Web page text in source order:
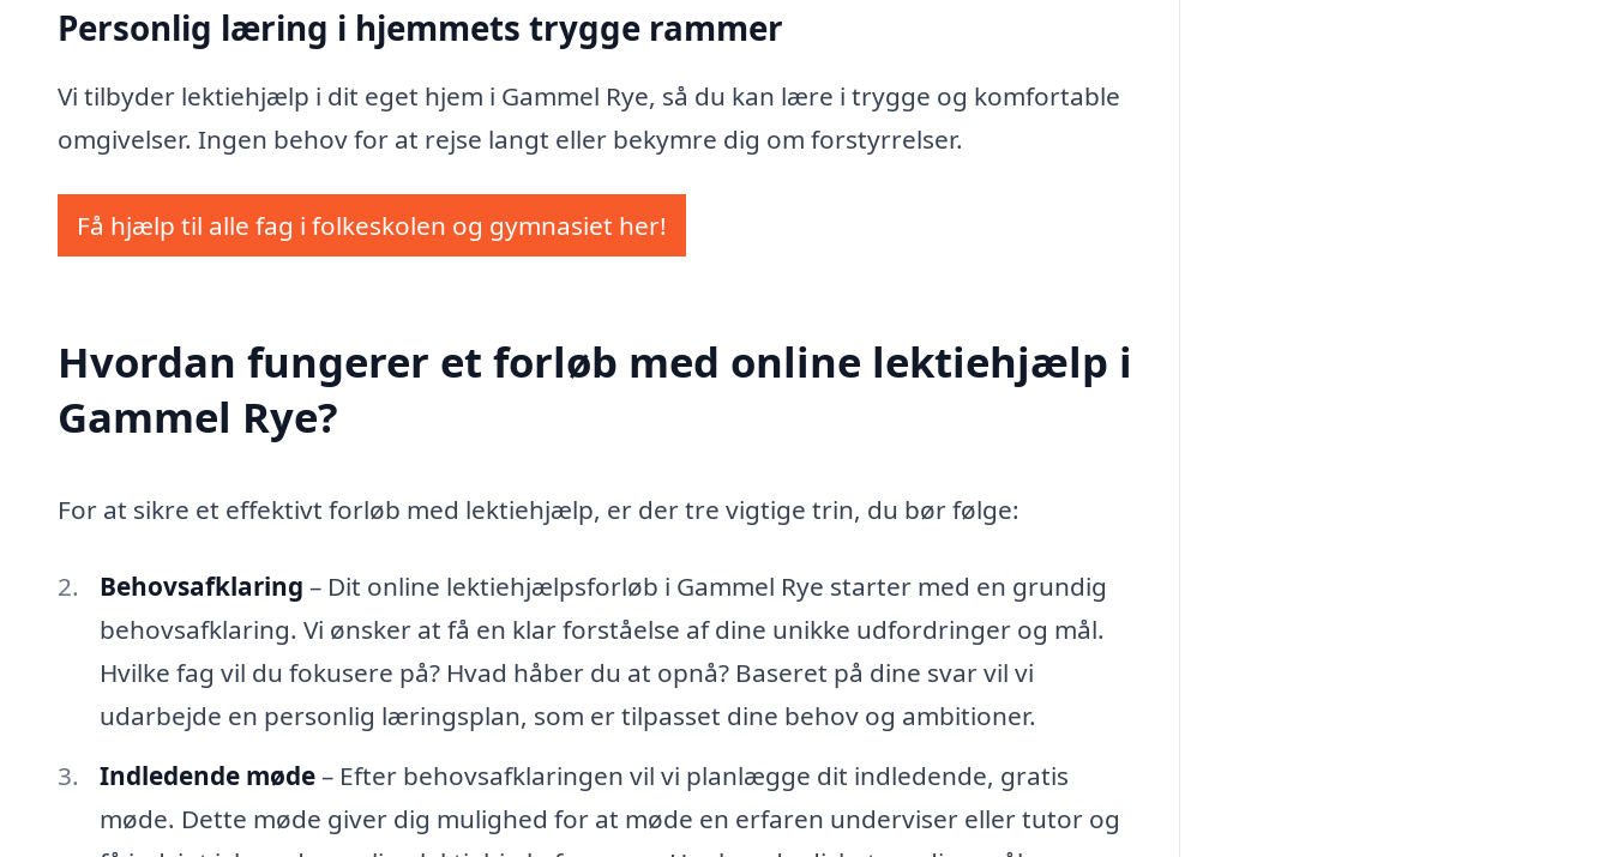
Personlig læring i hjemmets trygge rammer
Vi tilbyder lektiehjælp i dit eget hjem i Gammel Rye, så du kan lære i trygge og komfortable
omgivelser. Ingen behov for at rejse langt eller bekymre dig om forstyrrelser.
Få hjælp til alle fag i folkeskolen og gymnasiet her!
Hvordan fungerer et forløb med online lektiehjælp i
Gammel Rye?
For at sikre et effektivt forløb med lektiehjælp, er der tre vigtige trin, du bør følge:
Behovsafklaring – Dit online lektiehjælpsforløb i Gammel Rye starter med en grundig
behovsafklaring. Vi ønsker at få en klar forståelse af dine unikke udfordringer og mål.
Hvilke fag vil du fokusere på? Hvad håber du at opnå? Baseret på dine svar vil vi
udarbejde en personlig læringsplan, som er tilpasset dine behov og ambitioner.
Indledende møde– Efter behovsafklaringen vil vi planlægge dit indledende, gratis
møde. Dette møde giver dig mulighed for at møde en erfaren underviser eller tutor og